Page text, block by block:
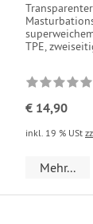
Transparenter
TPE,
€ 14,90
inkl. 19 % USt
Mehr...